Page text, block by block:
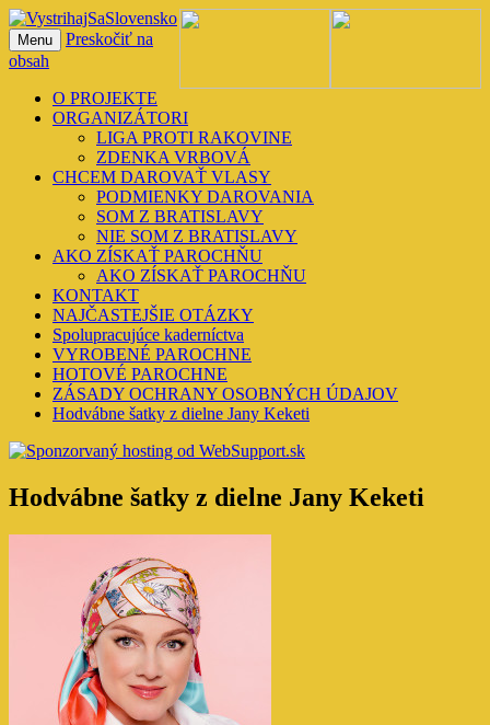
VystrihajSaSlovensko
Menu
Preskočiť na
obsah
O PROJEKTE
ORGANIZÁTORI
LIGA PROTI RAKOVINE
ZDENKA VRBOVÁ
CHCEM DAROVAŤ VLASY
PODMIENKY DAROVANIA
SOM Z BRATISLAVY
NIE SOM Z BRATISLAVY
AKO ZÍSKAŤ PAROCHŇU
AKO ZÍSKAŤ PAROCHŇU
KONTAKT
NAJČASTEJŠIE OTÁZKY
Spolupracujúce kaderníctva
VYROBENÉ PAROCHNE
HOTOVÉ PAROCHNE
ZÁSADY OCHRANY OSOBNÝCH ÚDAJOV
Hodvábne šatky z dielne Jany Keketi
Hodvábne šatky z dielne Jany Keketi